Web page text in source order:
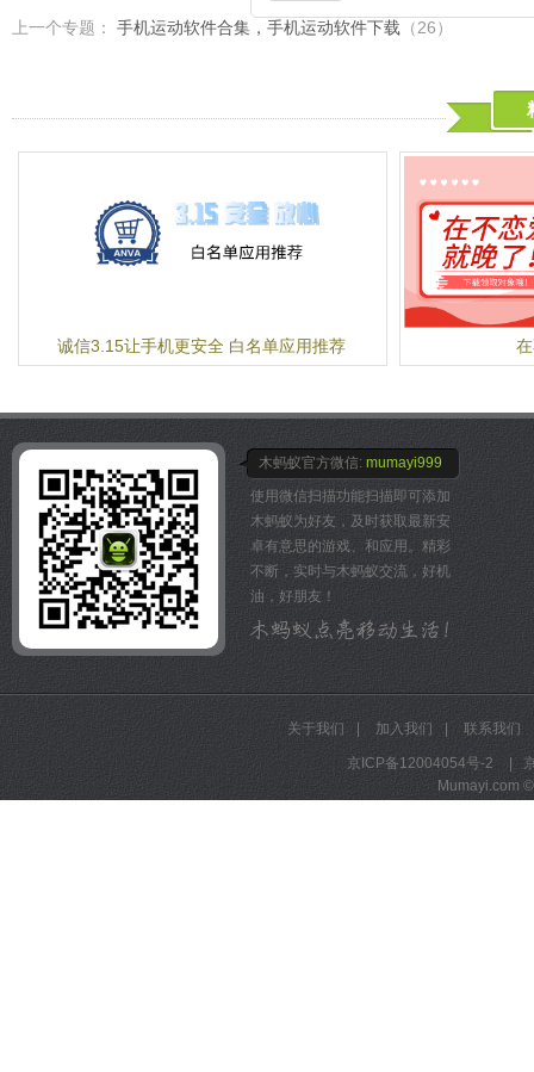
整照片顺序，重新分组照
每一组宝宝故事，既可以
幻灯片自动播放。忆往事
l 回味
"去年的宝宝什么样？"还
了，宝宝过去每年今天的
前！看到宝宝的成长，心
照片整理后同步到云服务
来可自由导出。
宝宝故事相册，汇聚整理
记录和宝宝日记，轻松生
问题写给我们，我们将在
您的问题。或通过如下方
QQ： 2755905267
邮件：info@wuliwuli.com
电话：18500851290
的照片都是保存在你的默
保存你的照片。
超快捷一键自动备份手机
注册即获无限存储空间，
足，想存多少就存多少！
★原图备份，质量保证★
默认原图备份，高品质，
★WiFi上传，不费流量★
默认仅在WiFi环境备份图
★轻松分类，高效管理★
照片按时间、地点智能整
★即时同步，多屏浏览★
同时支持分享至微博、人
照片就要"秀"出来！
◆PC版网址：http://
【联系我们】
官方网站：http://
新浪微博：http://
QQ客服群：109406453
上一个专题： 手机运动软件合集，手机运动软件下载 （26）
诚信3.15让手机更安全 白名单应用推荐
木蚂蚁官方微信: mumayi999
使用微信扫描功能扫描即可添加
木蚂蚁为好友，及时获取最新安
卓有意思的游戏、和应用。精彩
不断，实时与木蚂蚁交流，好机
油，好朋友！
关于我们 加入我们 联系我们
京ICP备12004054号-2
Mumayi.com